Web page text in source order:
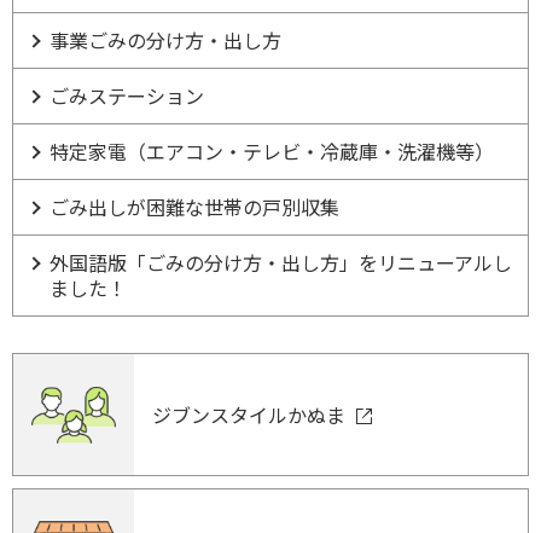
事業ごみの分け方・出し方
ごみステーション
特定家電（エアコン・テレビ・冷蔵庫・洗濯機等）
ごみ出しが困難な世帯の戸別収集
外国語版「ごみの分け方・出し方」をリニューアルし
ました！
ジブンスタイルかぬま